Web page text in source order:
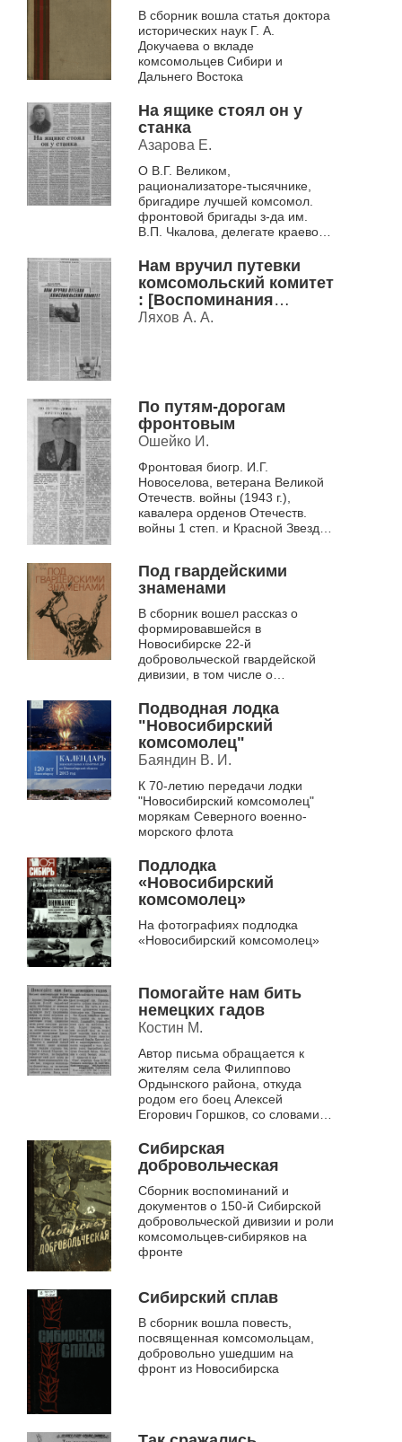
В сборник вошла статья доктора
исторических наук Г. А.
Докучаева о вкладе
комсомольцев Сибири и
Дальнего Востока
На ящике стоял он у
станка
Азарова Е.
О В.Г. Великом,
рационализаторе-тысячнике,
бригадире лучшей комсомол.
фронтовой бригады з-да им.
В.П. Чкалова, делегате краевого
1945 гг.(до войны - ученик ст.
юных тех...
Нам вручил путевки
комсомольский комитет
: [Воспоминания
журналиста, засл.
комсомольцах, которых
знал, в т.ч. о секретарях
Новосиб. обкома
Е.К.Лигачеве (в разные
годы был перв
Ляхов А. А.
По путям-дорогам
фронтовым
Ошейко И.
Фронтовая биогр. И.Г.
Новоселова, ветерана Великой
Отечеств. войны (1943 г.),
кавалера орденов Отечеств.
войны 1 степ. и Красной Звезды,
Под гвардейскими
знаменами
В сборник вошел рассказ о
формировавшейся в
Новосибирске 22-й
добровольческой гвардейской
дивизии, в том числе о
Подводная лодка
"Новосибирский
комсомолец"
Баяндин В. И.
К 70-летию передачи лодки
"Новосибирский комсомолец"
морякам Северного военно-
морского флота
Подлодка
«Новосибирский
комсомолец»
На фотографиях подлодка
«Новосибирский комсомолец»
Помогайте нам бить
немецких гадов
Костин М.
Автор письма обращается к
жителям села Филиппово
Ордынского района, откуда
родом его боец Алексей
Егорович Горшков, со словами
героического земляка, с честью
выполняющего с...
Сибирская
добровольческая
Сборник воспоминаний и
документов о 150-й Сибирской
добровольческой дивизии и роли
комсомольцев-сибиряков на
фронте
Сибирский сплав
В сборник вошла повесть,
посвященная комсомольцам,
добровольно ушедшим на
фронт из Новосибирска